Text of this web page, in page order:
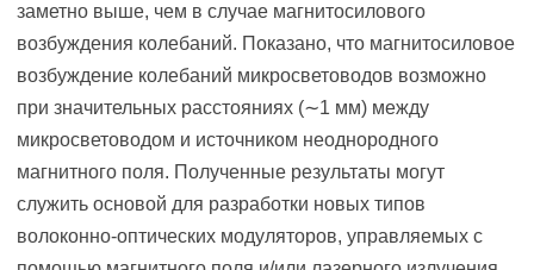
заметно выше, чем в случае магнитосилового
возбуждения колебаний. Показано, что магнитосиловое
возбуждение колебаний микросветоводов возможно
при значительных расстояниях (∼1 мм) между
микросветоводом и источником неоднородного
магнитного поля. Полученные результаты могут
служить основой для разработки новых типов
волоконно-оптических модуляторов, управляемых с